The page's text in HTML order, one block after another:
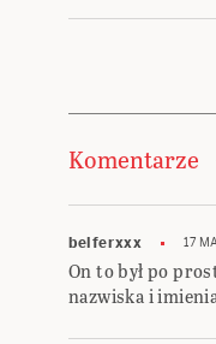
wpisu
Komentarze
belferxxx 17
On to był po
nazwiska i